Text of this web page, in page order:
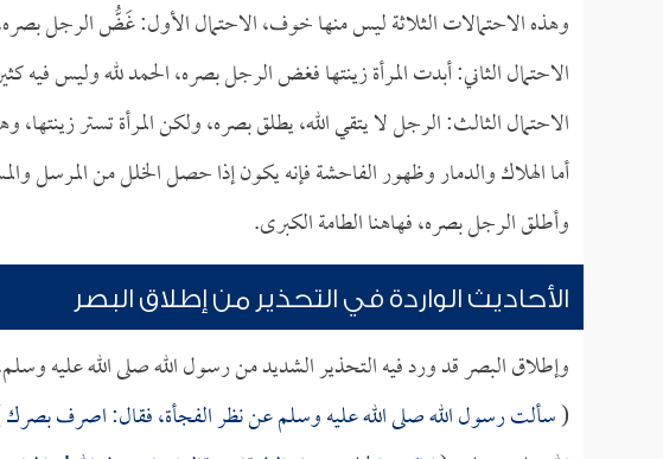
وهذه الاحتمالات الثلاثة ليس منها خوف، الاحتمال الأول: غَضُّ الرجل بصره،
الاحتمال الثاني: أبدت المرأة زينتها فغض الرجل بصره، الحمد لله وليس فيه
الاحتمال الثالث: الرجل لا يتقي الله، يطلق بصره، ولكن المرأة تستر
أما الهلاك والدمار وظهور الفاحشة فإنه يكون إذا حصل الخلل من المرسل
وأطلق الرجل بصره، فهاهنا الطامة الكبرى.
الأحاديث الواردة في التحذير من إطلاق البصر
وإطلاق البصر قد ورد فيه التحذير الشديد من رسول الله صلى الله عليه
(سألت رسول الله صلى الله عليه وسلم عن نظر الفجأة، فقال: اصرف بصرك